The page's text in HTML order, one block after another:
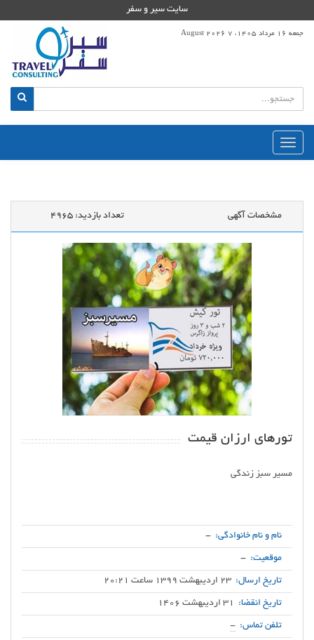
سایت سیر و سفر
جمعه 16 مرداد 1405، 7 August 2026
منوی
اصلی
مشخصات آگهی تعداد بازدید: 4965
تورهای ارزان قیمت
نام و نام خانوادگی: -
موقعیت: -
تاریخ ارسال: 23 اردیبهشت 1399 ساعت 20:21
تاریخ انقضا: 31 اردیبهشت 1406
تلفن تماس: -